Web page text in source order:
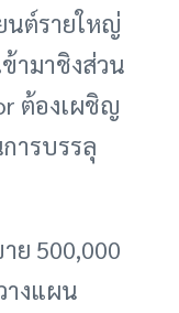
นต์รายใหญ่
ามาชิงส่วน
ต้องเผชิญ
ารบรรลุ
ย 500,000
างแผน